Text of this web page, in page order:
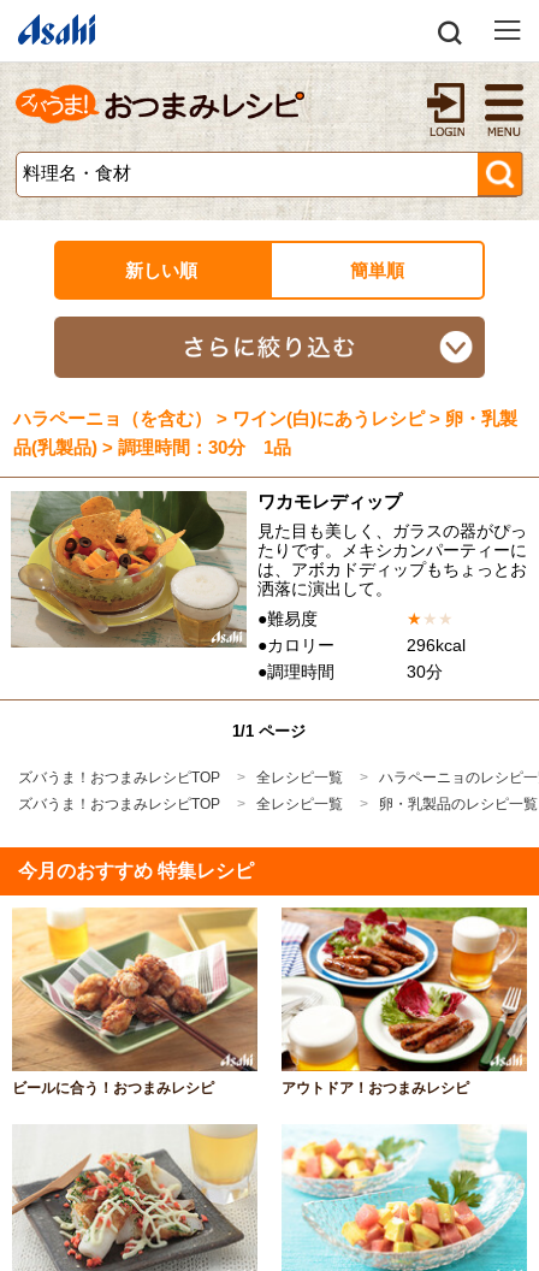
新しい順 簡単順
ハラペーニョ（を含む） > ワイン(白)にあうレシピ > 卵・乳製
品(乳製品) > 調理時間：30分 1品
ワカモレディップ
見た目も美しく、ガラスの器がぴっ
たりです。メキシカンパーティーに
は、アボカドディップもちょっとお
洒落に演出して。
●難易度
★★ ★
●カロリー
296kcal
●調理時間
30分
1/1 ページ
ズバうま！おつまみレシピTOP 全レシピ一覧
ハラペーニョのレシピ
ズバうま！おつまみレシピTOP
全レシピ一覧 卵・乳製品のレシピ一覧
今月のおすすめ 特集レシピ
ビールに合う！おつまみレシピ アウトドア！おつまみレシピ